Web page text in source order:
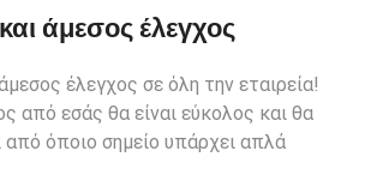
άμεσος έλεγχος
έλεγχος σε όλη την εταιρεία!
από εσάς θα είναι εύκολος και θα
από όποιο σημείο υπάρχει απλά